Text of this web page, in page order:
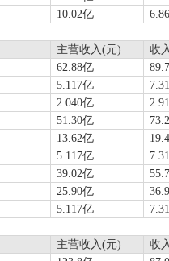
10.02亿
主营收入(元) 收
62.88亿
5.117亿
2.040亿
51.30亿
13.62亿
5.117亿
39.02亿
25.90亿
5.117亿
主营收入(元) 收